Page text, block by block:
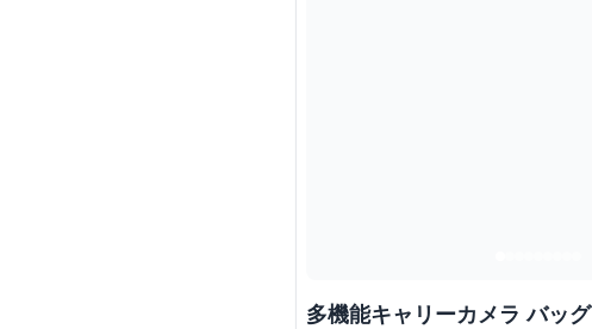
多機能キャリーカメラ バッグ